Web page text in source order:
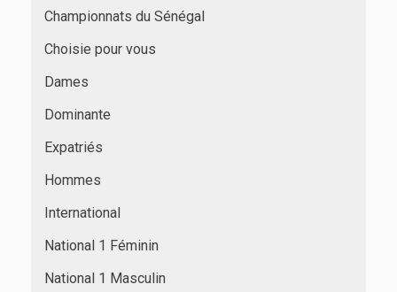
Championnats du Sénégal
Choisie pour vous
Dames
Dominante
Expatriés
Hommes
International
National 1 Féminin
National 1 Masculin